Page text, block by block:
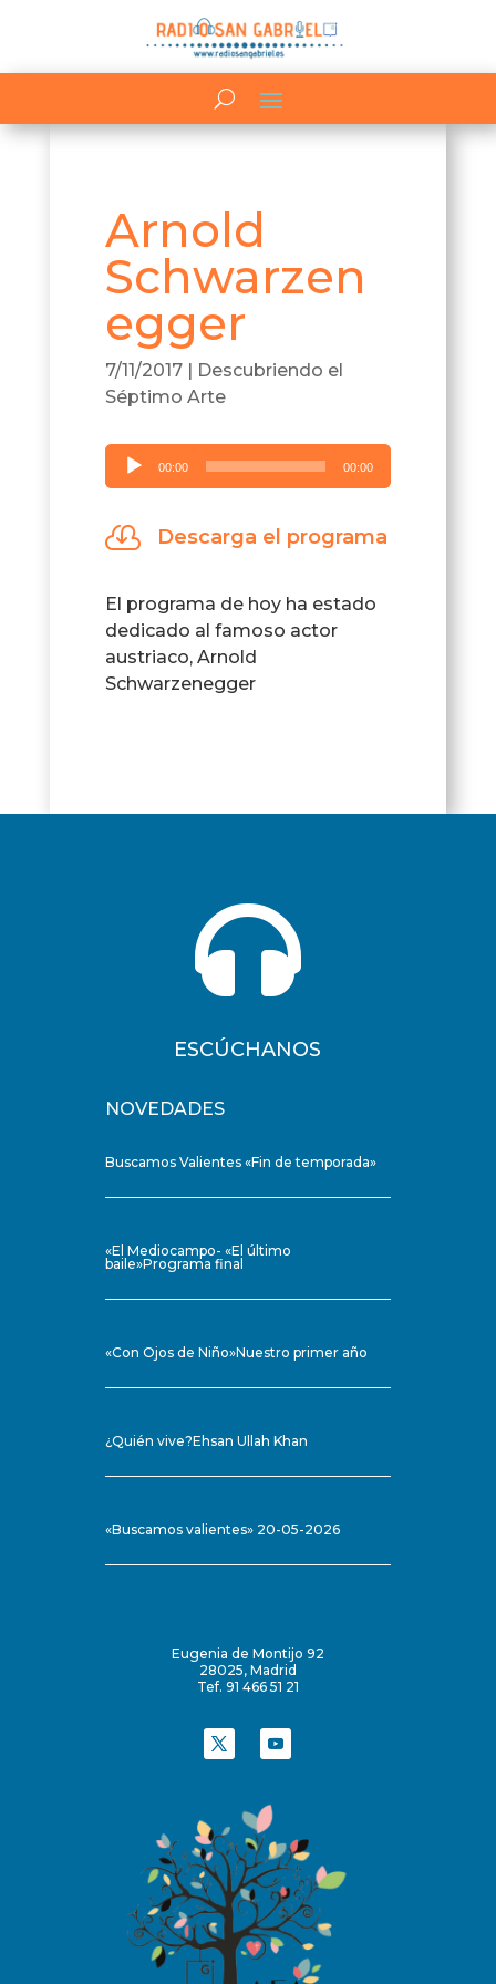
Arnold
Schwarzen
egger
7/11/2017| Descubriendo el
Séptimo Arte
Reproductor
de
00:00 00:00
 Descarga el programa
El programa de hoy ha estado
dedicado al famoso actor
austriaco, Arnold
Schwarzenegger

ESCÚCHANOS
NOVEDADES
Buscamos Valientes «Fin de temporada»
«El Mediocampo- «El último
baile»Programa final
«Con Ojos de Niño»Nuestro primer año
¿Quién vive?Ehsan Ullah Khan
«Buscamos valientes» 20-05-2026
Eugenia de Montijo 92
28025, Madrid
Tef. 91 466 51 21